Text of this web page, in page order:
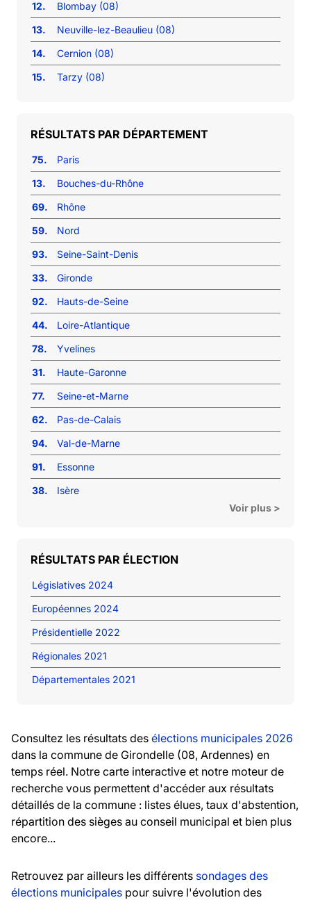
12.
Blombay (08)
13.
Neuville-lez-Beaulieu (08)
14.
Cernion (08)
15.
Tarzy (08)
RÉSULTATS PAR DÉPARTEMENT
75.
Paris
13.
Bouches-du-Rhône
69.
Rhône
59.
Nord
93.
Seine-Saint-Denis
33.
Gironde
92.
Hauts-de-Seine
44.
Loire-Atlantique
78.
Yvelines
31.
Haute-Garonne
77.
Seine-et-Marne
62.
Pas-de-Calais
94.
Val-de-Marne
91.
Essonne
38.
Isère
Voir plus >
RÉSULTATS PAR ÉLECTION
Législatives 2024
Européennes 2024
Présidentielle 2022
Régionales 2021
Départementales 2021
Consultez les résultats des élections municipales 2026
dans la commune de Girondelle (08, Ardennes) en
temps réel. Notre carte interactive et notre moteur de
recherche vous permettent d'accéder aux résultats
détaillés de la commune : listes élues, taux d'abstention,
répartition des sièges au conseil municipal et bien plus
encore...
Retrouvez par ailleurs les différents sondages des
élections municipales pour suivre l'évolution des